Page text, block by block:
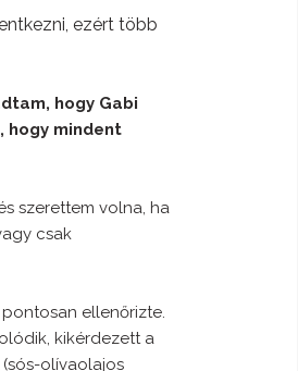
ezért több
hogy Gabi
hogy mindent
szerettem volna, ha
csak
ellenőrizte.
kikérdezett a
olívaolajos